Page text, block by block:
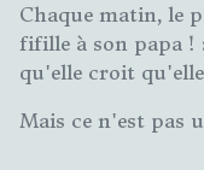
Chaque matin, le
fifille à son papa !
qu'elle croit
Mais ce n'est pas